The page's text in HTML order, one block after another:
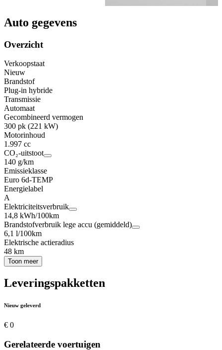
Auto gegevens
Overzicht
Verkoopstaat
Nieuw
Brandstof
Plug-in hybride
Transmissie
Automaat
Gecombineerd vermogen
300 pk (221 kW)
Motorinhoud
1.997 cc
CO₂-uitstoot
140 g/km
Emissieklasse
Euro 6d-TEMP
Energielabel
A
Elektriciteitsverbruik
14,8 kWh/100km
Brandstofverbruik lege accu (gemiddeld)
6,1 l/100km
Elektrische actieradius
48 km
Toon meer
Leveringspakketten
Nieuw geleverd
€ 0
Gerelateerde voertuigen